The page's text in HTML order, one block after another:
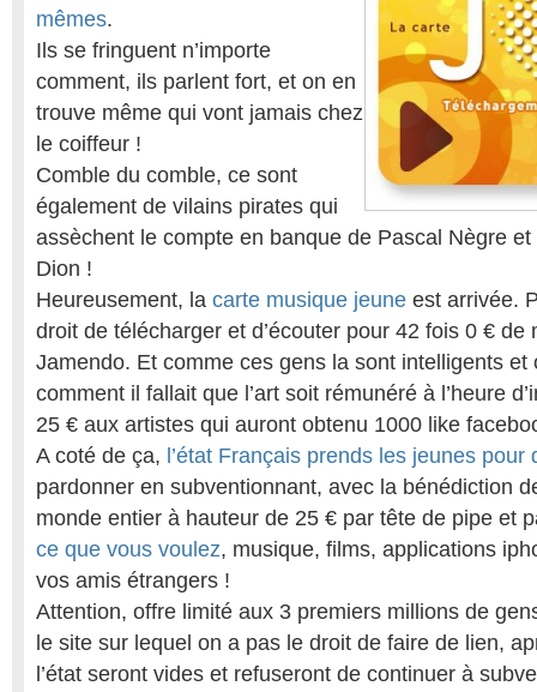
mêmes.
Ils se fringuent n’importe
comment, ils parlent fort, et on en
trouve même qui vont jamais chez
le coiffeur !
Comble du comble, ce sont
également de vilains pirates qui
assèchent le compte en banque de Pascal Nègre
Dion !
Heureusement, la carte musique jeune est arrivée.
droit de télécharger et d’écouter pour 42 fois 0 € de
Jamendo. Et comme ces gens la sont intelligents et
comment il fallait que l’art soit rémunéré à l’heure
25 € aux artistes qui auront obtenu 1000 like
A coté de ça, l’état Français prends les jeunes pour
pardonner en subventionnant, avec la bénédiction
monde entier à hauteur de 25 € par tête de pipe et
ce que vous voulez, musique, films, applications
vos amis étrangers !
Attention, offre limité aux 3 premiers millions de
le site sur lequel on a pas le droit de faire de lien,
l’état seront vides et refuseront de continuer à